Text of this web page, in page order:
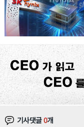
기사댓글0개